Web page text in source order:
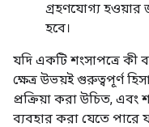
গ্রহণযোগ্য হওয়ার
হবে।
যদি একটি শংসাপত্রে কী
ক্ষেত্র উভয়ই গুরুত্বপূর্ণ
প্রক্রিয়া করা উচিত, এবং
ব্যবহার করা যেতে পারে